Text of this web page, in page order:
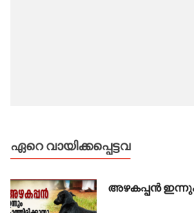
ഏറെ വായിക്കപ്പെട്ടവ
അഴകപ്പൻ